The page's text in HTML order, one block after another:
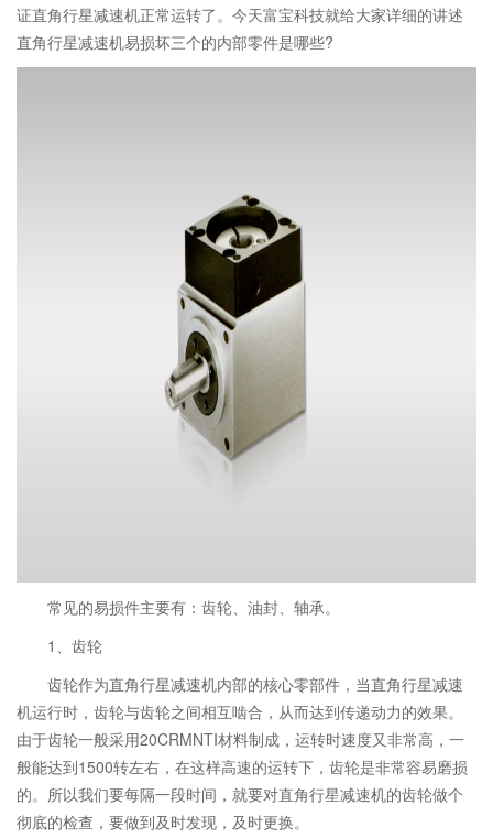
证直角行星减速机正常运转了。今天富宝科技就给大家详细的讲述
直角行星减速机易损坏三个的内部零件是哪些?
常见的易损件主要有：齿轮、油封、轴承。
1、齿轮
齿轮作为直角行星减速机内部的核心零部件，当直角行星减速
机运行时，齿轮与齿轮之间相互啮合，从而达到传递动力的效果。
由于齿轮一般采用20CRMNTI材料制成，运转时速度又非常高，一
般能达到1500转左右，在这样高速的运转下，齿轮是非常容易磨损
的。所以我们要每隔一段时间，就要对直角行星减速机的齿轮做个
彻底的检查，要做到及时发现，及时更换。